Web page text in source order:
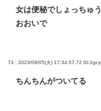
女は便秘でしょっちゅ
おおいで
73 : 2023/09/05(火) 17:34:57.72
ちんちんがついてる